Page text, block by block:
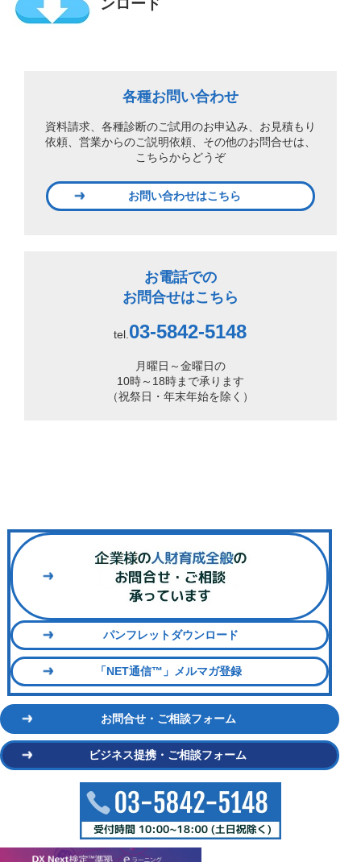
ンロード
各種お問い合わせ
資料請求、各種診断のご試用のお申込み、 お見積もり
依頼、営業からのご説明依頼、 その他のお問合せは、
こちらからどうぞ
お問い合わせはこちら
お電話での
お問合せはこちら
tel. 03-5842-5148
月曜日～金曜日の
10時～18時まで承ります
（祝祭日・年末年始を除く）
パンフレットダウンロード
「NET通信™」メルマガ登録
お問合せ・ご相談フォーム
ビジネス提携・ご相談フォーム